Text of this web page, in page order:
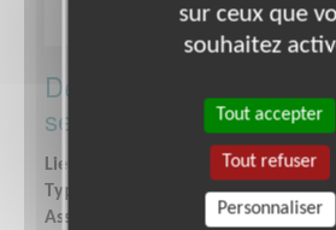
Deviens formateur aux
secours !
Lieu :
CHAMPAGNOLE (39300)
Type :
Secourisme, Santé, Soins
Association :
Croix-Rouge - Unité
sur ceux que
souhaitez
Tout accepter
Tout refuser
Personnaliser